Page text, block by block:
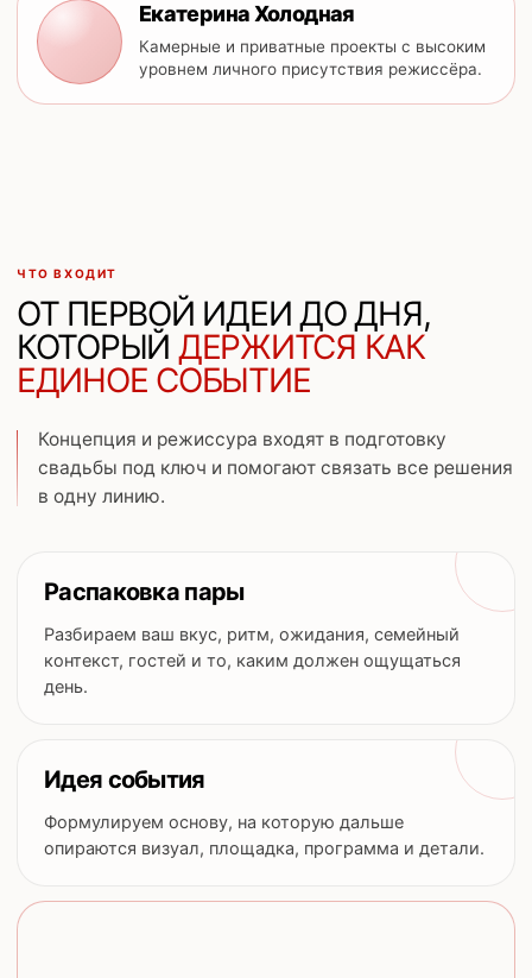
Екатерина Холодная
Камерные и приватные проекты с высоким
уровнем личного присутствия режиссёра.
ЧТО ВХОДИТ
ОТ ПЕРВОЙ ИДЕИ ДО ДНЯ,
КОТОРЫЙ ДЕРЖИТСЯ КАК
ЕДИНОЕ СОБЫТИЕ
Концепция и режиссура входят в подготовку
свадьбы под ключ и помогают связать все решения
в одну линию.
Распаковка пары
Разбираем ваш вкус, ритм, ожидания, семейный
контекст, гостей и то, каким должен ощущаться
день.
Идея события
Формулируем основу, на которую дальше
опираются визуал, площадка, программа и детали.